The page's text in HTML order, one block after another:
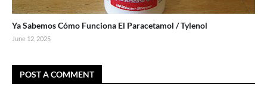
Ya Sabemos Cómo Funciona El Paracetamol / Tylenol
June 12, 2025
POST A COMMENT